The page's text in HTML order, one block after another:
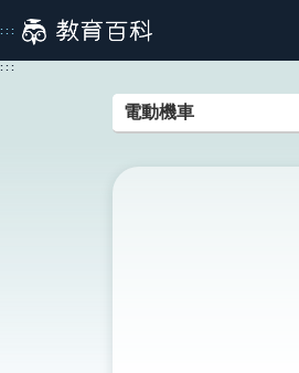
到
主
:::
:::